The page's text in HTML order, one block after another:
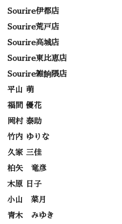
Sourire伊都店
Sourire荒戸店
Sourire高城店
Sourire東比恵店
Sourire雑餉隈店
平山 萌
福間 優花
岡村 泰助
竹内 ゆりな
久家 三佳
柏矢 竜彦
木原 日子
小山 菜月
青木 みゆき